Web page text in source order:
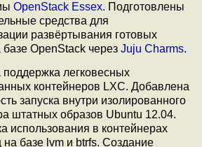
OpenStack Essex. Подготовлены
средства для
развёртывания готовых
базе OpenStack через Juju Сharms.
легковесных
контейнеров LXC. Добавлена
запуска внутри изолированного
штатных образов Ubuntu 12.04.
использования в контейнерах
базе lvm и btrfs. Создание